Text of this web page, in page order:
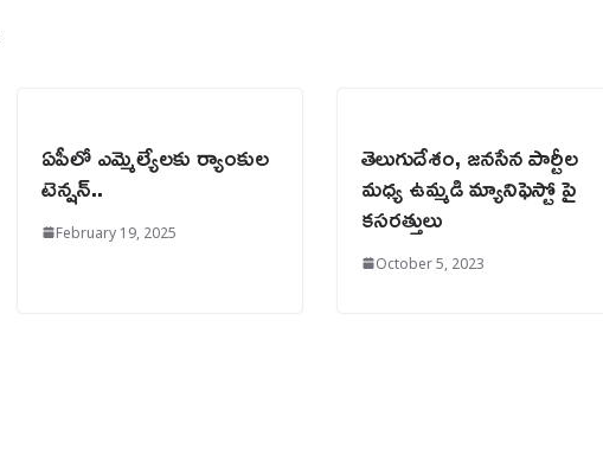
ఏపీలో ఎమ్మెల్యేలకు ర్యాంకుల
టెన్షన్..
February 19, 2025
తెలుగుదేశం, జనసేన పార్టీల
మధ్య ఉమ్మడి మ్యానిఫెస్టో పై
కసరత్తులు
October 5, 2023